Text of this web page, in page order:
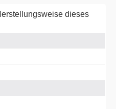
dieses